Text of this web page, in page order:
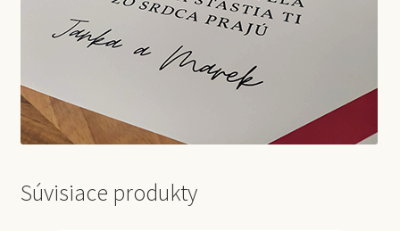
Súvisiace produkty